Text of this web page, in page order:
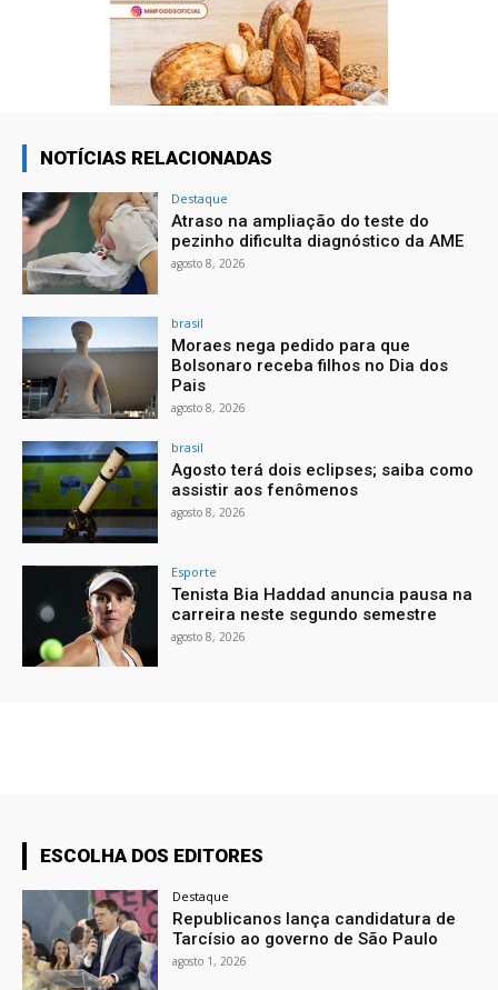
NOTÍCIAS RELACIONADAS
Destaque
Atraso na ampliação do teste do
pezinho dificulta diagnóstico da AME
agosto 8, 2026
brasil
Moraes nega pedido para que
Bolsonaro receba filhos no Dia dos
Pais
agosto 8, 2026
brasil
Agosto terá dois eclipses; saiba como
assistir aos fenômenos
agosto 8, 2026
Esporte
Tenista Bia Haddad anuncia pausa na
carreira neste segundo semestre
agosto 8, 2026
ESCOLHA DOS EDITORES
Destaque
Republicanos lança candidatura de
Tarcísio ao governo de São Paulo
agosto 1, 2026